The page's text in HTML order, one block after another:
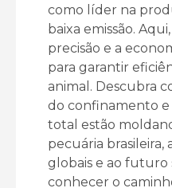
como líder na
baixa emissão.
precisão e a
para garantir
animal. Descubra
do confinamento e
total estão
pecuária brasileira,
globais e ao futuro
conhecer o